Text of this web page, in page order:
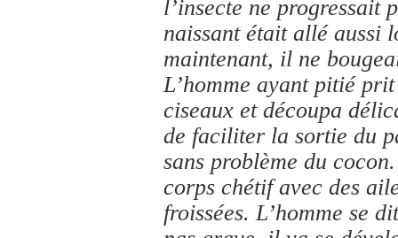
l’insecte ne progressait
naissant était allé aussi
maintenant, il ne
L’homme ayant pitié
ciseaux et découpa
de faciliter la sortie du
sans problème du
corps chétif avec des
froissées. L’homme se